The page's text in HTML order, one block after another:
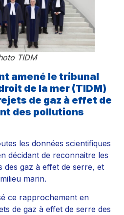
TIDM
amené le tribunal
de la mer (TIDM)
de gaz à effet de
des pollutions
les données scientifiques
décidant de reconnaitre les
des gaz à effet de serre, et
marin.
ce rapprochement en
de gaz à effet de serre des